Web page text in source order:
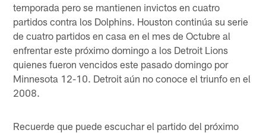
temporada pero se mantienen invictos en cuatro
partidos contra los Dolphins. Houston continúa su serie
de cuatro partidos en casa en el mes de Octubre al
enfrentar este próximo domingo a los Detroit Lions
quienes fueron vencidos este pasado domingo por
Minnesota 12-10. Detroit aún no conoce el triunfo en el
2008.
Recuerde que puede escuchar el partido del próximo